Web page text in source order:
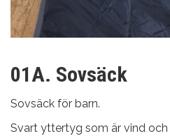
01A. Sovsäck
Sovsäck för barn.
Svart yttertyg som är vind